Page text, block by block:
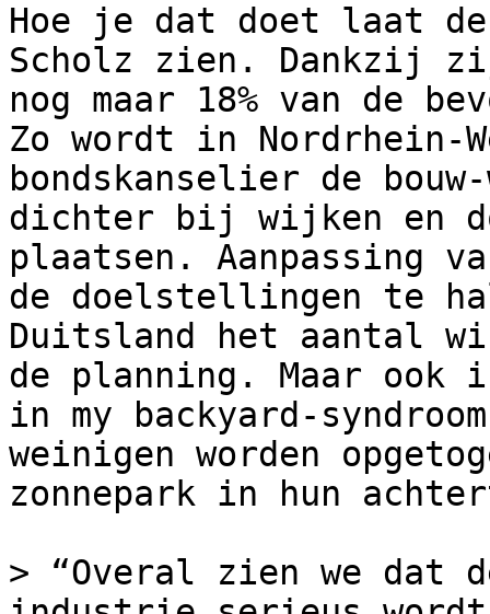
Hoe je dat doet laat
Scholz zien. Dankzij
nog maar 18% van de
Zo wordt in Nordrhein-
bondskanselier de
dichter bij wijken en
plaatsen. Aanpassing
de doelstellingen te
Duitsland het aantal
de planning. Maar ook
in my backyard-
weinigen worden
zonnepark in hun
> “Overal zien we dat